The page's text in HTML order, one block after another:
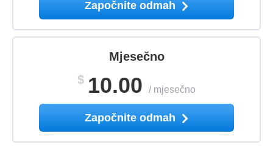
Započnite odmah
Mjesečno
$ 10.00 / mjesečno
Započnite odmah